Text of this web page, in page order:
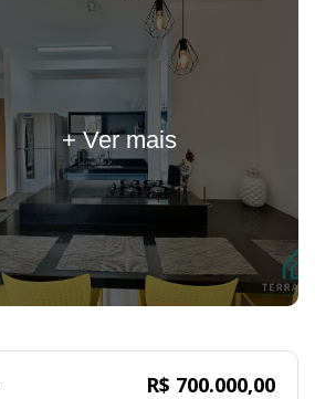
+ Ver mais
R$ 700.000,00